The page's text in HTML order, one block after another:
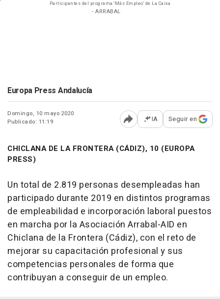
Participantes del programa 'Más Empleo' de La Caixa
- ARRABAL
Europa Press Andalucía
Domingo, 10 mayo 2020
Publicado: 11:19
Abrir opciones para
IA Seguir en
CHICLANA DE LA FRONTERA (CÁDIZ), 10 (EUROPA
PRESS)
Un total de 2.819 personas desempleadas han
participado durante 2019 en distintos programas
de empleabilidad e incorporación laboral puestos
en marcha por la Asociación Arrabal-AID en
Chiclana de la Frontera (Cádiz), con el reto de
mejorar su capacitación profesional y sus
competencias personales de forma que
contribuyan a conseguir de un empleo.